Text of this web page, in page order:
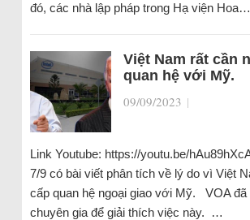
đó, các nhà lập pháp trong Hạ viện Hoa…
Việt Nam rất cần
quan hệ với Mỹ.
09/09/2023 |
Link Youtube: https://youtu.be/
7/9 có bài viết phân tích về lý do vì Việt
cấp quan hệ ngoại giao với Mỹ. VOA đã
chuyên gia để giải thích việc này. …